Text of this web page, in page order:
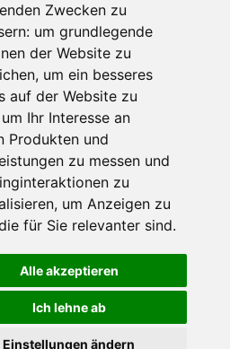
Zwecken zu
um grundlegende
der Website zu
, um ein besseres
auf der Website zu
um Ihr Interesse an
Produkten und
zu messen und
zu
, um Anzeigen zu
für Sie relevanter sind.
Alle akzeptieren
Ich lehne ab
Einstellungen ändern
X, in jener Stunde, da Kathrein
Keller Micki Gesangsunterricht
eine neuerliche Steigerung, als
von Evelyn Mansfeld
Evelyn dem Sänger demonstrativ
reizvollen Kunstgriff von Micki
Liebenden, Kathrein und Clemens,
lassen.
sich die Nutzung Ihrer Werke zu
der automatisierten Analyse im Sinne
vor. Unsere Werke
Zustimmung in Form einer
und Analyse genützt
gemäß § 44 b Abs.3 vor.